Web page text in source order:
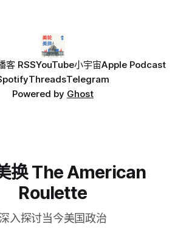
客 RSSYouTube小宇宙Apple Podcast
ThreadsTelegram
Powered by Ghost
换 The American
Roulette
深入探讨当今美国政治